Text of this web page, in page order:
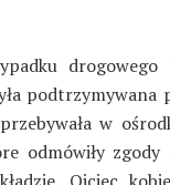
drogowego
podtrzymywana
w
odmówiły zgody